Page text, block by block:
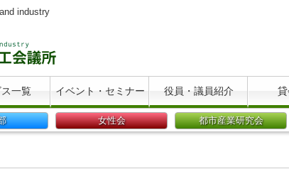
industry
一覧 イベント・セミナー 役員・議員紹介
女性会 都市産業研究会